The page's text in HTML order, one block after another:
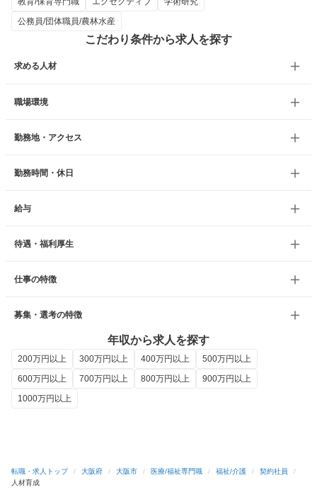
公務員/団体職員/農林水産
こだわり条件から求人を探す
求める人材
職場環境
勤務地・アクセス
勤務時間・休日
給与
待遇・福利厚生
仕事の特徴
募集・選考の特徴
年収から求人を探す
200万円以上 300万円以上 400万円以上
500万円以上
600万円以上
700万円以上 800万円以上
900万円以上
1000万円以上
転職・求人トップ / 大阪府 / 大阪市 / 医療/福祉専門職 / 福祉/介護 / 契約社員
/
人材育成